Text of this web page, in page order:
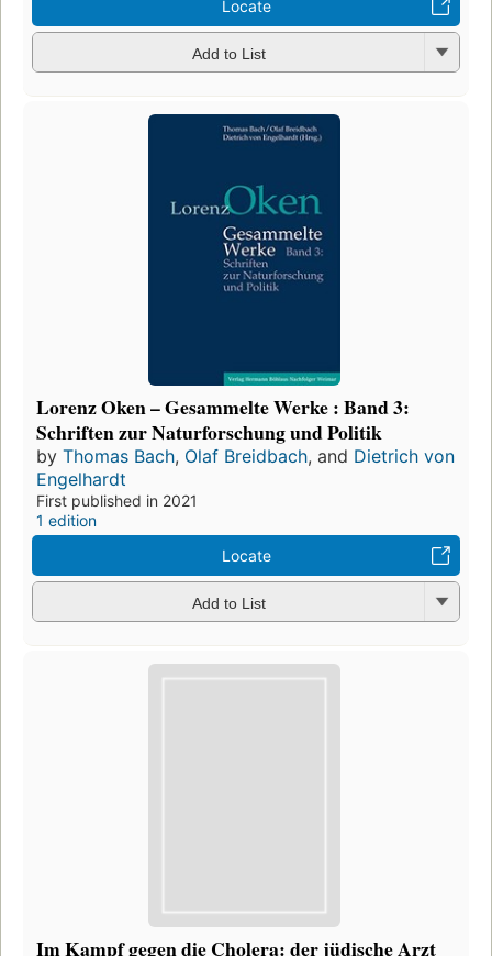
Locate
Add to List
Lorenz Oken – Gesammelte Werke : Band 3:
Schriften zur Naturforschung und Politik
by Thomas Bach, Olaf Breidbach, and Dietrich von
Engelhardt
First published in 2021
1 edition
Locate
Add to List
Im Kampf gegen die Cholera: der jüdische Arzt